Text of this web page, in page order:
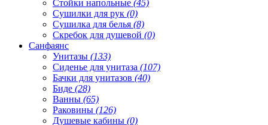
Стойки напольные (45)
Сушилки для рук (0)
Сушилка для белья (8)
Скребок для душевой (0)
Санфаянс
Унитазы (133)
Сиденье для унитаза (107)
Бачки для унитазов (40)
Биде (28)
Ванны (65)
Раковины (126)
Душевые кабины (0)